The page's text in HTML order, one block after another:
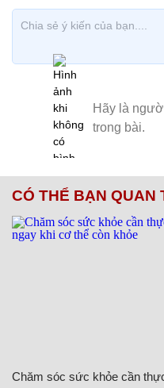
CÓ THỂ BẠN QUAN
Chăm sóc sức khỏe cần